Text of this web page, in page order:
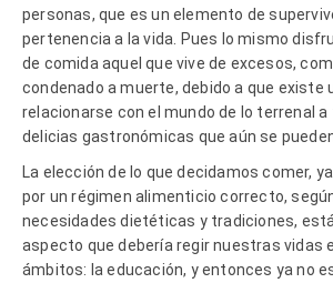
personas, que es un elemento de
pertenencia a la vida. Pues lo mismo
de comida aquel que vive de excesos,
condenado a muerte, debido a que existe
relacionarse con el mundo de lo terrenal a
delicias gastronómicas que aún se
La elección de lo que decidamos comer,
por un régimen alimenticio correcto,
necesidades dietéticas y tradiciones,
aspecto que debería regir nuestras vidas
ámbitos: la educación, y entonces ya no